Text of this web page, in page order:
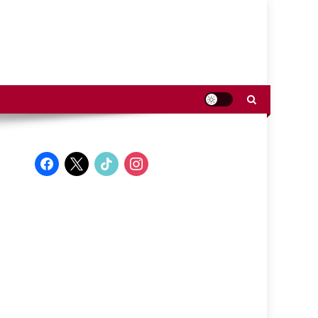
facebook
x tiktok instagram